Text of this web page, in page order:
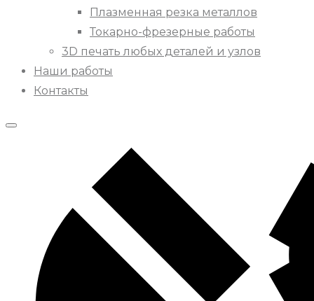
Плазменная резка металлов
Токарно-фрезерные работы
3D печать любых деталей и узлов
Наши работы
Контакты